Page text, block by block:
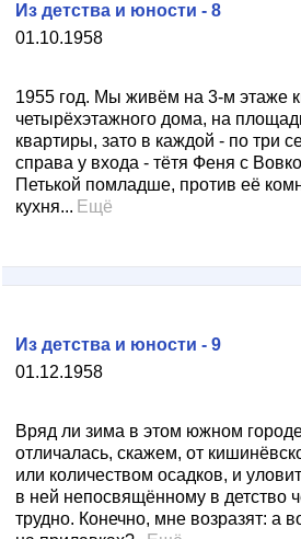
01.10.1958
Из детства и юности - 8
1955 год. Мы живём на 3-м этаже
четырёхэтажного дома, на
квартиры, зато в каждой - по три
справа у входа - тётя Феня с
Петькой помладше, против её
кухня... Ещё
01.12.1958
Из детства и юности - 9
Вряд ли зима в этом южном
отличалась, скажем, от
или количеством осадков, и
в ней непосвящённому в детство
трудно. Конечно, мне возразят: а